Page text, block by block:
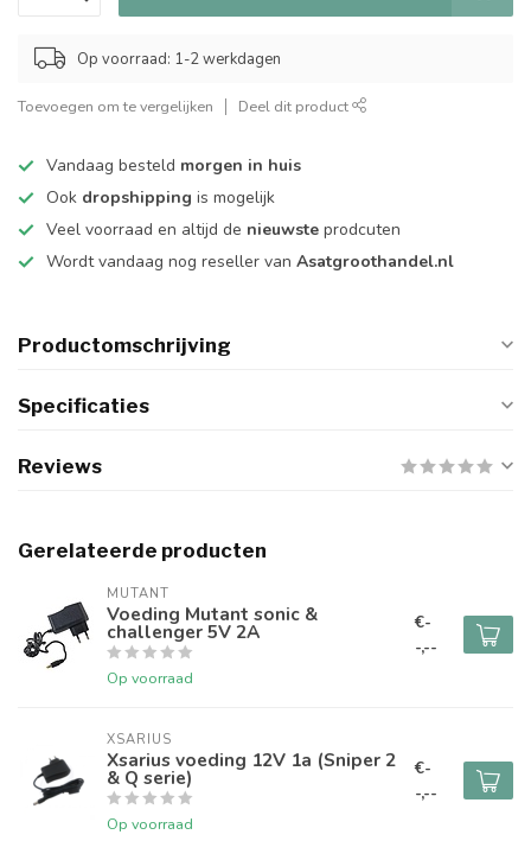
Op voorraad: 1-2 werkdagen
Toevoegen om te vergelijken Deel dit product
Vandaag besteld morgen in huis
Ook dropshipping is mogelijk
Veel voorraad en altijd de nieuwste prodcuten
Wordt vandaag nog reseller van Asatgroothandel.nl
Productomschrijving
Specificaties
Reviews
Gerelateerde producten
MUTANT
Voeding Mutant sonic &
challenger 5V 2A
Op voorraad
€-
-,--
XSARIUS
Xsarius voeding 12V 1a (Sniper 2
& Q serie)
Op voorraad
€-
-,--